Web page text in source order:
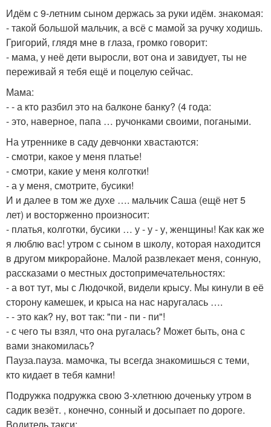
Идём с 9-летним сыном держась за руки идём. знакомая:
- такой большой мальчик, а всё с мамой за ручку ходишь.
Григорий, глядя мне в глаза, громко говорит:
- мама, у неё дети выросли, вот она и завидует, ты не
переживай я тебя ещё и поцелую сейчас.
Мама:
- - а кто разбил это на балконе банку? (4 года:
- это, наверное, папа … ручонками своими, погаными.
На утреннике в саду девчонки хвастаются:
- смотри, какое у меня платье!
- смотри, какие у меня колготки!
- а у меня, смотрите, бусики!
И и далее в том же духе …. мальчик Саша (ещё нет 5
лет) и восторженно произносит:
- платья, колготки, бусики … у - у - у, женщины! Как как же
я люблю вас! утром с сыном в школу, которая находится
в другом микрорайоне. Малой развлекает меня, сонную,
рассказами о местных достопримечательностях:
- а вот тут, мы с Людочкой, видели крысу. Мы кинули в её
сторону камешек, и крыса на нас наругалась ….
- - это как? ну, вот так: "пи - пи - пи"!
- с чего ты взял, что она ругалась? Может быть, она с
вами знакомилась?
Пауза.пауза. мамочка, ты всегда знакомишься с теми,
кто кидает в тебя камни!
Подружка подружка свою 3-хлетнюю доченьку утром в
садик везёт. , конечно, сонный и досыпает по дороге.